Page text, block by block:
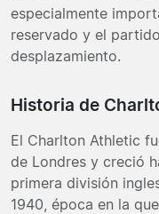
especialmente
reservado y el
desplazamiento.
Historia de
El Charlton Athletic
de Londres y creció
primera división
1940, época en la